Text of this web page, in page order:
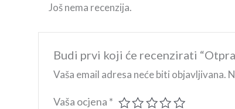
Još nema recenzija.
Budi prvi koji će recenzirati
Vaša email adresa neće biti objavljivana.
Vaša ocjena *